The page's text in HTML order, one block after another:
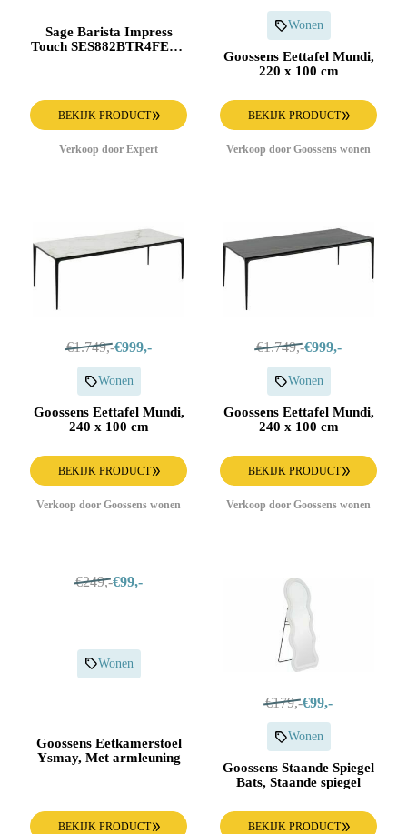
Sage Barista Impress
Touch SES882BTR4FEU1
BEKIJK PRODUCT
Verkoop door Expert
Wonen
Goossens Eettafel Mundi,
220 x 100 cm
BEKIJK PRODUCT
Verkoop door Goossens wonen
€1.749,-€999,-
Wonen
Goossens Eettafel Mundi,
240 x 100 cm
BEKIJK PRODUCT
Verkoop door Goossens wonen
€1.749,-€999,-
Wonen
Goossens Eettafel Mundi,
240 x 100 cm
BEKIJK PRODUCT
Verkoop door Goossens wonen
€249,-€99,-
Wonen
Goossens Eetkamerstoel
Ysmay, Met armleuning
BEKIJK PRODUCT
€179,-€99,-
Wonen
Goossens Staande Spiegel
Bats, Staande spiegel
BEKIJK PRODUCT